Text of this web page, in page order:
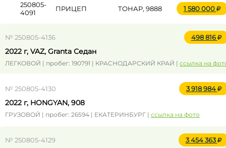
250805-
4091
ПРИЦЕП ТОНАР, 9888 1 580 000
№ 250805-4136 498 816
2022 г, VAZ, Granta Седан
ЛЕГКОВОЙ | пробег: 190791 | КРАСНОДАРСКИЙ КРАЙ | ссылка на
№ 250805-4130 3 918 984
2022 г, HONGYAN, 908
ГРУЗОВОЙ | пробег: 26594 | ЕКАТЕРИНБУРГ | ссылка на фото
№ 250805-4129 3 454 363